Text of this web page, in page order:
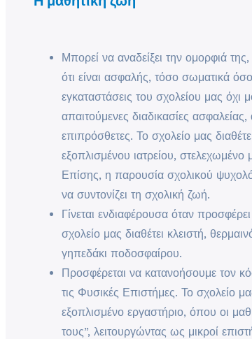
Μπορεί να αναδείξει την ομορφιά
ότι είναι ασφαλής, τόσο σωματικά
εγκαταστάσεις του σχολείου μας όχι
απαιτούμενες διαδικασίες
επιπρόσθετες. Το σχολείο μας
εξοπλισμένου ιατρείου, στελεχωμένο
Επίσης, η παρουσία σχολικού
να συντονίζει τη σχολική ζωή.
Γίνεται ενδιαφέρουσα όταν
σχολείο μας διαθέτει κλειστή,
γηπεδάκι ποδοσφαίρου.
Προσφέρεται να κατανοήσουμε τον
τις Φυσικές Επιστήμες. Το σχολείο
εξοπλισμένο εργαστήριο, όπου οι
τους”, λειτουργώντας ως μικροί